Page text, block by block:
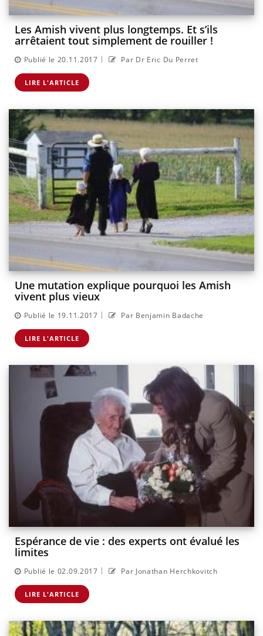
Les Amish vivent plus longtemps. Et s’ils
arrêtaient tout simplement de rouiller !
Publié le 20.11.2017 | Par Dr Eric Du Perret
LIRE L'ARTICLE
Une mutation explique pourquoi les Amish
vivent plus vieux
Publié le 19.11.2017 | Par Benjamin Badache
LIRE L'ARTICLE
Espérance de vie : des experts ont évalué les
limites
Publié le 02.09.2017 | Par Jonathan Herchkovitch
LIRE L'ARTICLE